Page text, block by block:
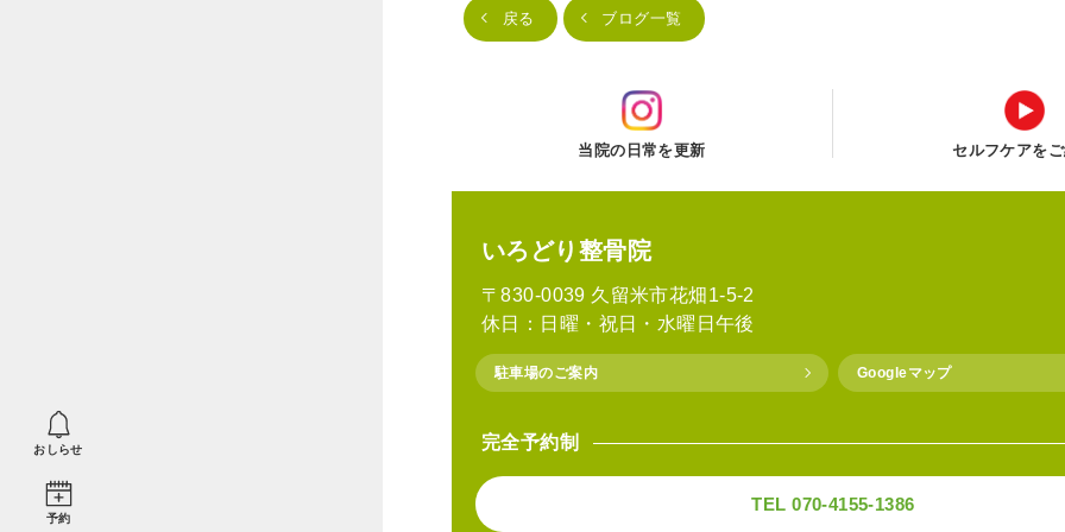
おしらせ
予約
戻る ブログ一覧
当院の日常を更新 セルフケアを
いろどり整骨院
〒830-0039 久留米市花畑1-5-2
休日：日曜・祝日・水曜日午後
駐車場のご案内 Googleマップ
完全予約制
TEL 070-4155-1386